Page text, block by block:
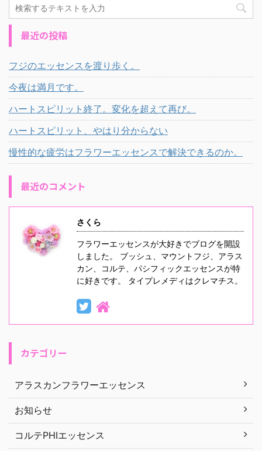
最近の投稿
フジのエッセンスを渡り歩く。
今夜は満月です。
ハートスピリット終了。変化を超えて再び。
ハートスピリット、やはり分からない
慢性的な疲労はフラワーエッセンスで解決できるのか。
最近のコメント
さくら
フラワーエッセンスが大好きでブログを開設
しました。 ブッシュ、マウントフジ、アラス
カン、コルテ、パシフィックエッセンスが特
に好きです。 タイプレメディはクレマチス。
カテゴリー
アラスカンフラワーエッセンス
お知らせ
コルテPHIエッセンス